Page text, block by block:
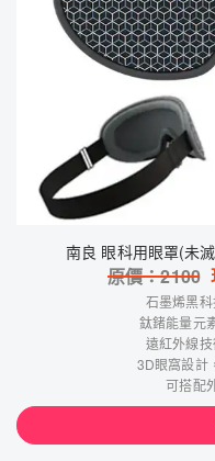
南良 眼科用眼罩(未
原價：2100
石墨烯黑
鈦鍺能量元
遠紅外線
3D眼窩設計
可搭配